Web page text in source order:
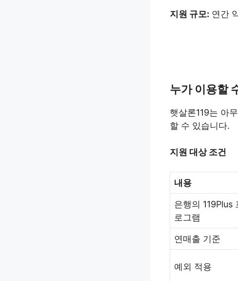
지원 규모: 연간
누가 이용할
햇살론119는 아
할 수 있습니다.
지원 대상 조건
내용
은행의 119Plus
로그램
연매출 기준
예외 적용